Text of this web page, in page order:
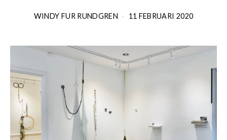
WINDY FUR RUNDGREN 11 FEBRUARI 2020